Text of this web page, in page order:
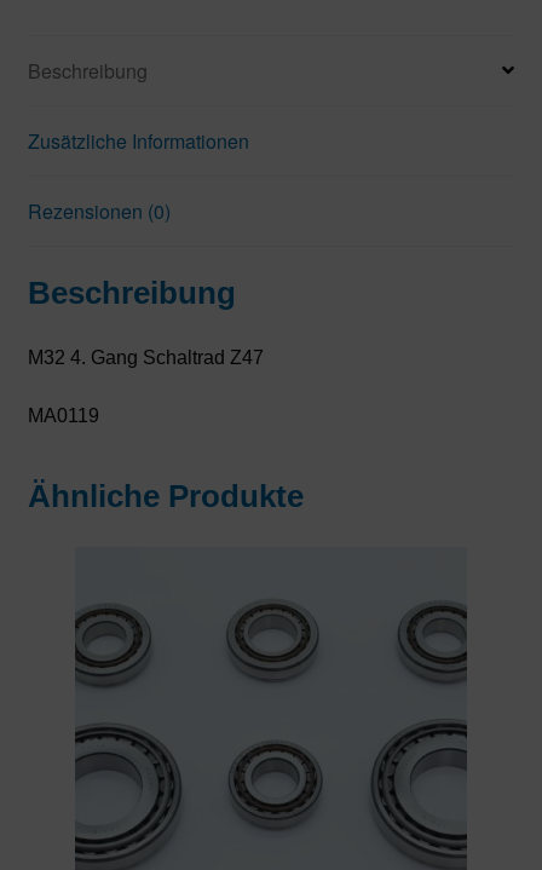
Beschreibung
Zusätzliche Informationen
Rezensionen (0)
Beschreibung
M32 4. Gang Schaltrad Z47
MA0119
Ähnliche Produkte